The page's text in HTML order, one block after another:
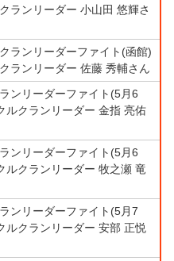
ランリーダー 小山田 悠輝さ
ランリーダーファイト(函館)
ランリーダー 佐藤 秀輔さん
ンリーダーファイト(5月6
ルクランリーダー 金指 亮佑
ンリーダーファイト(5月6
ルクランリーダー 牧之瀬 竜
ンリーダーファイト(5月7
ルクランリーダー 安部 正悦